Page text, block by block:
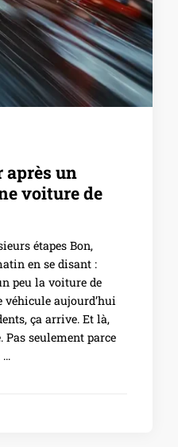
après un
voiture de
étapes Bon,
en se disant :
peu la voiture de
aujourd’hui
ça arrive. Et là,
Pas seulement parce
…